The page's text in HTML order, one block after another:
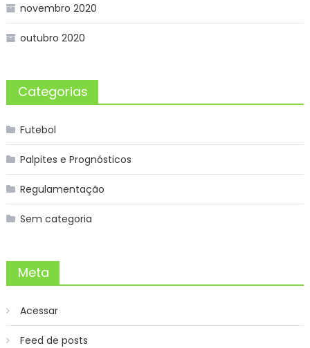
novembro 2020
outubro 2020
Categorias
Futebol
Palpites e Prognósticos
Regulamentação
Sem categoria
Meta
Acessar
Feed de posts